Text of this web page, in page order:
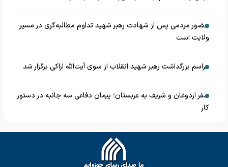
حضور مردمی پس از شهادت رهبر شهید تداوم مطالبه‌گری در مسیر
ولایت است
مراسم بزرگداشت رهبر شهید انقلاب از سوی آیت‌الله اراکی برگزار شد
سفر اردوغان و شریف به عربستان؛ پیمان دفاعی سه جانبه در دستور
کار